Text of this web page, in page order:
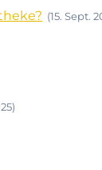
(15. Sept.